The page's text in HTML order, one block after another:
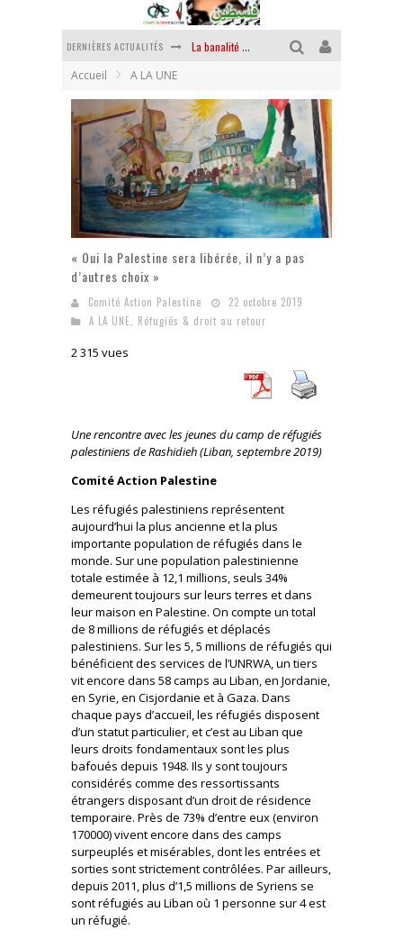
DERNIÈRES ACTUALITÉS
La banalité du mal colonial
La révolution ou rien
Des accords de paix sans le peuple et contre le peuple
La puissance américaine en peau de chagrin
Accueil A LA UNE
« Oui la Palestine sera libérée, il n’y a pas
d’autres choix »
Comité Action Palestine
22 octobre 2019
A LA UNE
Réfugiés & droit au retour
2 315 vues
Une rencontre avec les jeunes du camp de réfugiés
palestiniens de Rashidieh (Liban, septembre 2019)
Comité Action Palestine
Les réfugiés palestiniens représentent
aujourd’hui la plus ancienne et la plus
importante population de réfugiés dans le
monde. Sur une population palestinienne
totale estimée à 12,1 millions, seuls 34%
demeurent toujours sur leurs terres et dans
leur maison en Palestine. On compte un total
de 8 millions de réfugiés et déplacés
palestiniens. Sur les 5, 5 millions de réfugiés qui
bénéficient des services de l’UNRWA, un tiers
vit encore dans 58 camps au Liban, en Jordanie,
en Syrie, en Cisjordanie et à Gaza. Dans
chaque pays d’accueil, les réfugiés disposent
d’un statut particulier, et c’est au Liban que
leurs droits fondamentaux sont les plus
bafoués depuis 1948. Ils y sont toujours
considérés comme des ressortissants
étrangers disposant d’un droit de résidence
temporaire. Près de 73% d’entre eux (environ
170000) vivent encore dans des camps
surpeuplés et misérables, dont les entrées et
sorties sont strictement contrôlées. Par ailleurs,
depuis 2011, plus d’1,5 millions de Syriens se
sont réfugiés au Liban où 1 personne sur 4 est
un réfugié.